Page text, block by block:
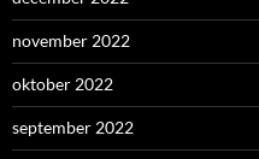
november 2022
oktober 2022
september 2022